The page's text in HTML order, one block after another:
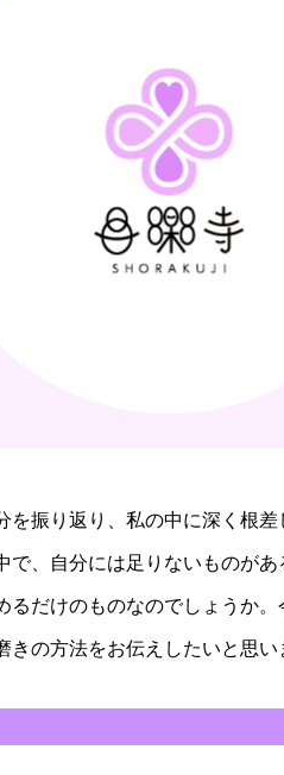
を振り返り、私の中に深く根
で、自分には足りないものが
るだけのものなのでしょうか
の方法をお伝えしたいと思い